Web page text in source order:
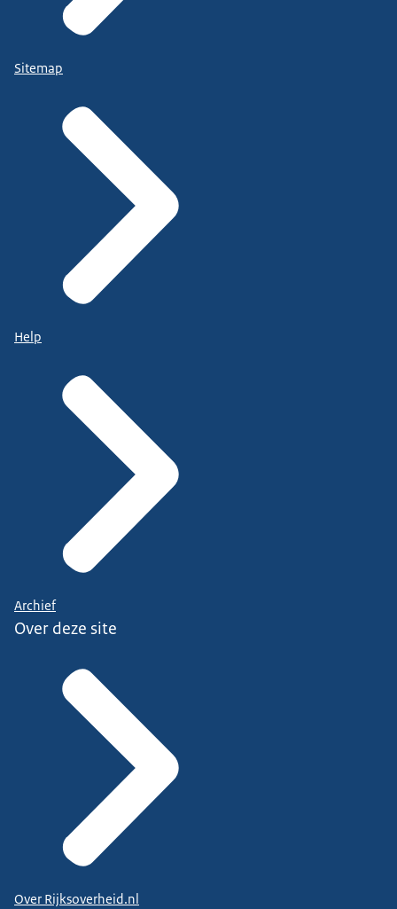
Sitemap
Help
Archief
Over deze site
Over Rijksoverheid.nl